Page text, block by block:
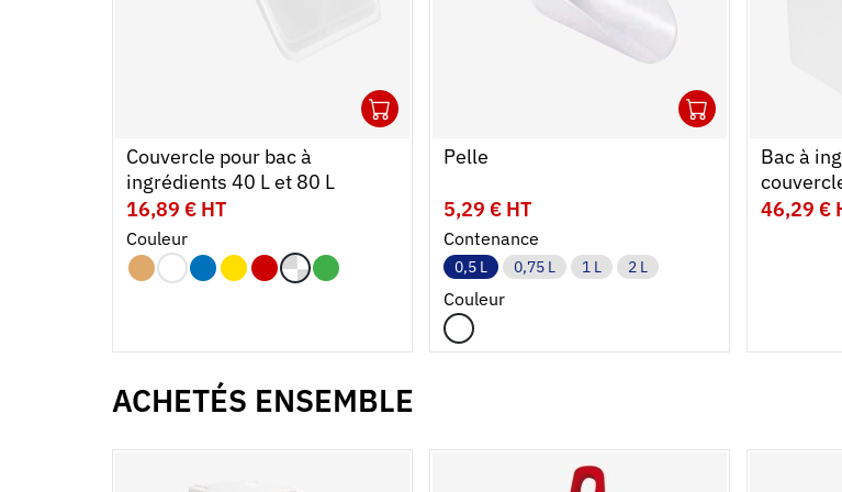
Couvercle pour bac à
ingrédients 40 L et 80 L
16,89 € HT
Couleur
Pelle
5,29 € HT
Contenance
0,5 L 0,75 L 1 L 2 L
Couleur
Bac à
46,29 €
ACHETÉS ENSEMBLE